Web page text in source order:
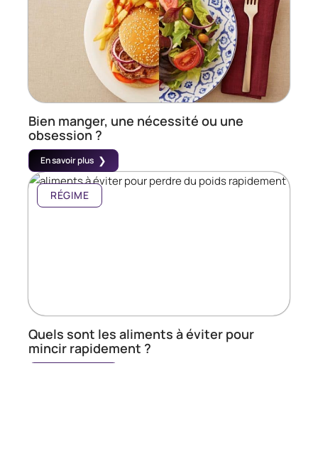
Bien manger, une nécessité ou une
obsession ?
En savoir plus
RÉGIME
Quels sont les aliments à éviter pour
mincir rapidement ?